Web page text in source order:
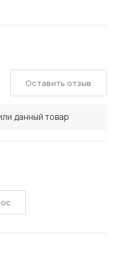
данный товар
Оставить отзыв